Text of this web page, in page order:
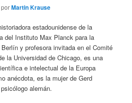
porMartin Krause
estadounidense de la
del Instituto Max Planck para la
y profesora invitada en el Comité
la Universidad de Chicago, es una
e intelectual de la Europa
anécdota, es la mujer de Gerd
alemán.